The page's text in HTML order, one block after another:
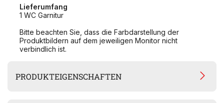
Lieferumfang
1 WC Garnitur
Bitte beachten Sie, dass die Farbdarstellung der
Produktbildern auf dem jeweiligen Monitor nicht
verbindlich ist.
PRODUKTEIGENSCHAFTEN